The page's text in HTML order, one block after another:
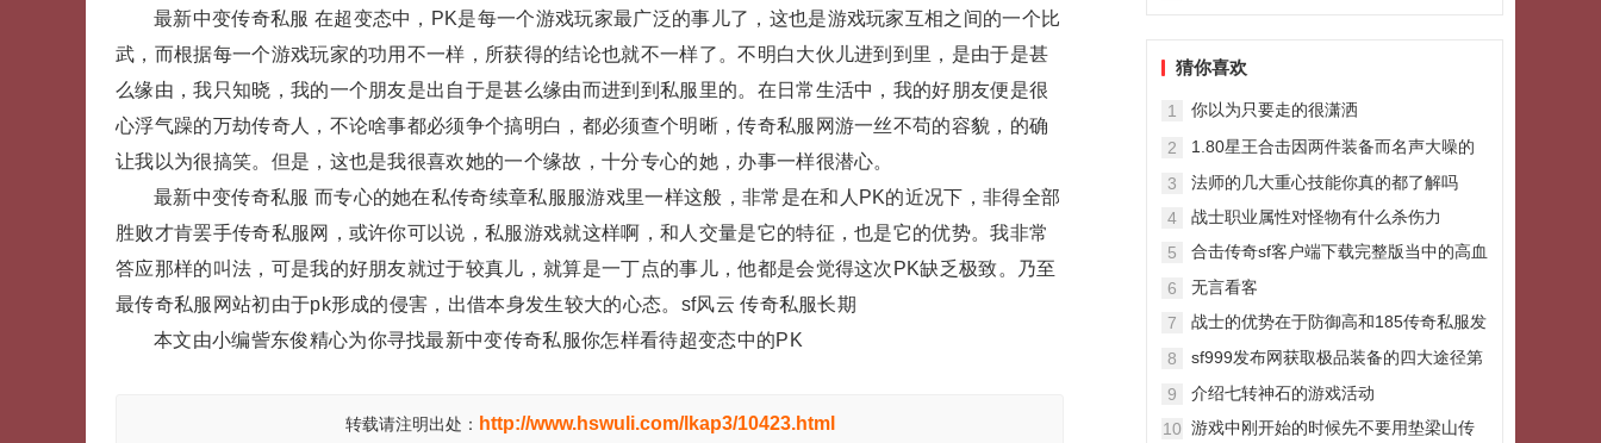
最新中变传奇私服 在超变态中，PK是每一个游戏玩家最广泛的事儿了，这也是游戏玩家互相之间的一个比
武，而根据每一个游戏玩家的功用不一样，所获得的结论也就不一样了。不明白大伙儿进到到里，是由于是甚
么缘由，我只知晓，我的一个朋友是出自于是甚么缘由而进到到私服里的。在日常生活中，我的好朋友便是很
心浮气躁的万劫传奇人，不论啥事都必须争个搞明白，都必须查个明晰，传奇私服网游一丝不苟的容貌，的确
让我以为很搞笑。但是，这也是我很喜欢她的一个缘故，十分专心的她，办事一样很潜心。
最新中变传奇私服 而专心的她在私传奇续章私服服游戏里一样这般，非常是在和人PK的近况下，非得全部
胜败才肯罢手传奇私服网，或许你可以说，私服游戏就这样啊，和人交量是它的特征，也是它的优势。我非常
答应那样的叫法，可是我的好朋友就过于较真儿，就算是一丁点的事儿，他都是会觉得这次PK缺乏极致。乃至
最传奇私服网站初由于pk形成的侵害，出借本身发生较大的心态。sf风云 传奇私服长期
本文由小编訾东俊精心为你寻找最新中变传奇私服你怎样看待超变态中的PK
转载请注明出处： http://www.hswuli.com/lkap3/10423.html
猜你喜欢
1
你以为只要走的很潇洒
2
1.80星王合击因两件装备而名声大噪的
3
法师的几大重心技能你真的都了解吗
4
战士职业属性对怪物有什么杀伤力
5
合击传奇sf客户端下载完整版当中的高血
6
无言看客
7
战士的优势在于防御高和185传奇私服发
8
sf999发布网获取极品装备的四大途径第
9
介绍七转神石的游戏活动
10 游戏中刚开始的时候先不要用垫梁山传